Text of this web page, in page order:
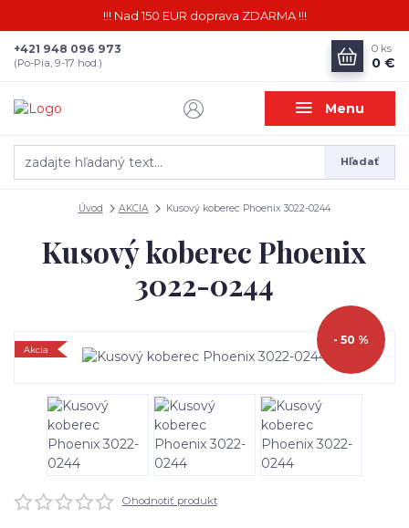
!!! Nad 150 EUR doprava ZDARMA !!!
Menu
Hľadať
+421 948 096 973
(Po-Pia, 9-17 hod.)
0 ks
0 €
Úvod AKCIA Kusový koberec Phoenix 3022-0244
Kusový koberec Phoenix
3022-0244
Akcia
- 50 %
Ohodnotiť produkt